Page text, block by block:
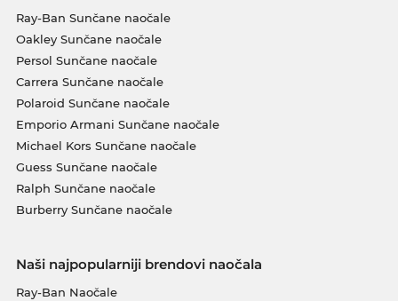
Ray-Ban Sunčane naočale
Oakley Sunčane naočale
Persol Sunčane naočale
Carrera Sunčane naočale
Polaroid Sunčane naočale
Emporio Armani Sunčane naočale
Michael Kors Sunčane naočale
Guess Sunčane naočale
Ralph Sunčane naočale
Burberry Sunčane naočale
Naši najpopularniji brendovi naočala
Ray-Ban Naočale